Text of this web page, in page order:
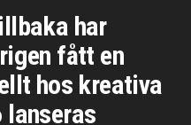
har
fått en
hos kreativa
lanseras